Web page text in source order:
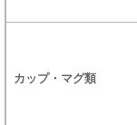
カップ・マグ類